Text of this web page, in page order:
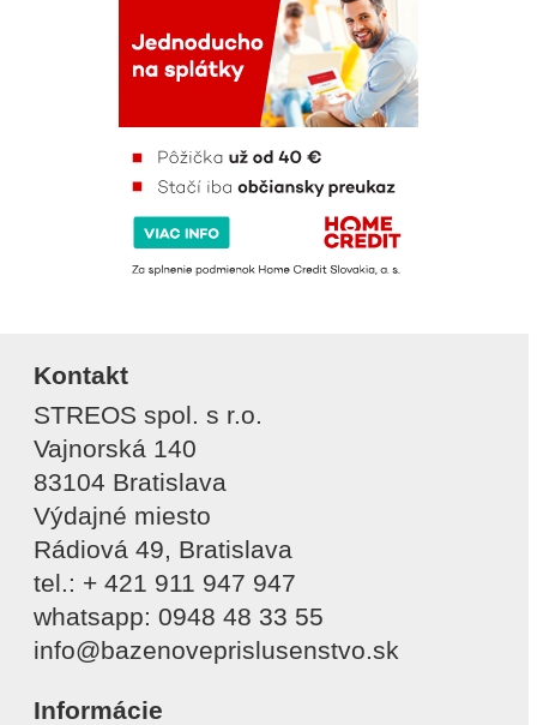
Kontakt
STREOS spol. s r.o.
Vajnorská 140
83104 Bratislava
Výdajné miesto
Rádiová 49, Bratislava
tel.: + 421 911 947 947
whatsapp: 0948 48 33 55
info@bazenoveprislusenstvo.sk
Informácie